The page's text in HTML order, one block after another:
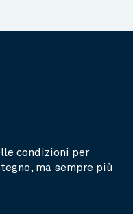
condizioni per
ma sempre più